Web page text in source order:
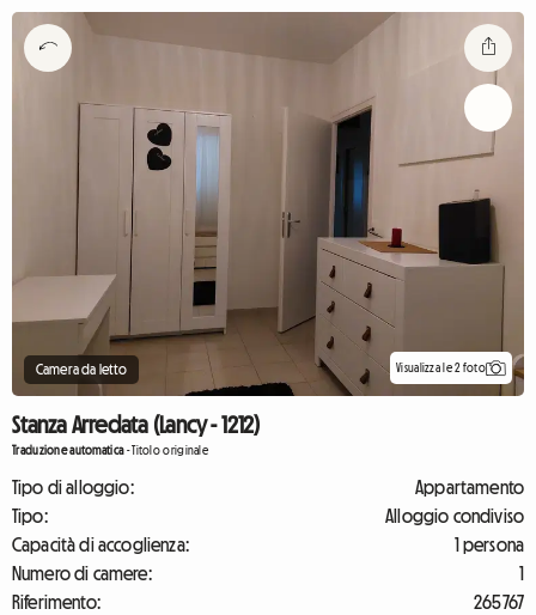
Camera da letto Visualizza le 2 foto
Stanza Arredata (Lancy - 1212)
Traduzione automatica-Titolo originale
Tipo di alloggio:
Appartamento
Tipo:
Alloggio condiviso
Capacità di accoglienza:
1 persona
Numero di camere:
1
Riferimento:
265767